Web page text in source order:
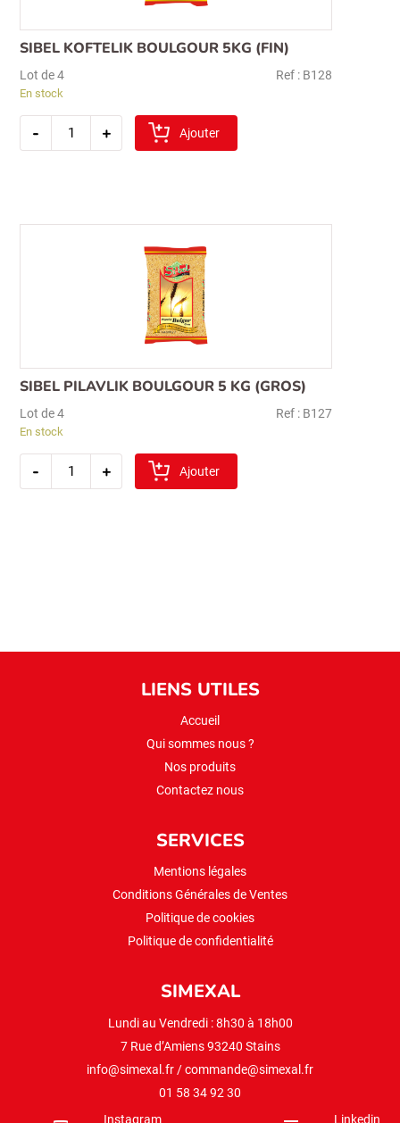
SIBEL KOFTELIK BOULGOUR 5KG (FIN)
Lot de 4 Ref : B128
En stock
-
quantité
+ Ajouter
SIBEL PILAVLIK BOULGOUR 5 KG (GROS)
Lot de 4 Ref : B127
En stock
-
quantité
+ Ajouter
LIENS UTILES
Accueil
Qui sommes nous ?
Nos produits
Contactez nous
SERVICES
Mentions légales
Conditions Générales de Ventes
Politique de cookies
Politique de confidentialité
SIMEXAL
Lundi au Vendredi : 8h30 à 18h00
7 Rue d’Amiens 93240 Stains
info@simexal.fr /commande@simexal.fr
01 58 34 92 30
Instagram
Linkedin